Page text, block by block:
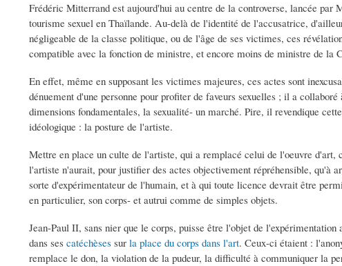
Frédéric Mitterrand est aujourd'hui au centre de la controverse, lancée par
tourisme sexuel en Thaïlande. Au-delà de l'identité de l'accusatrice,
négligeable de la classe politique, ou de l'âge de ses victimes, ces
compatible avec la fonction de ministre, et encore moins de ministre de la
En effet, même en supposant les victimes majeures, ces actes sont
dénuement d'une personne pour profiter de faveurs sexuelles ; il a
dimensions fondamentales, la sexualité- un marché. Pire, il revendique
idéologique : la posture de l'artiste.
Mettre en place un culte de l'artiste, qui a remplacé celui de l'oeuvre d'art,
l'artiste n'aurait, pour justifier des actes objectivement répréhensible, qu'à
sorte d'expérimentateur de l'humain, et à qui toute licence devrait être
en particulier, son corps- et autrui comme de simples objets.
Jean-Paul II, sans nier que le corps, puisse être l'objet de
dans ses catéchèses sur la place du corps dans l'art. Ceux-ci étaient :
remplace le don, la violation de la pudeur, la difficulté à communiquer la